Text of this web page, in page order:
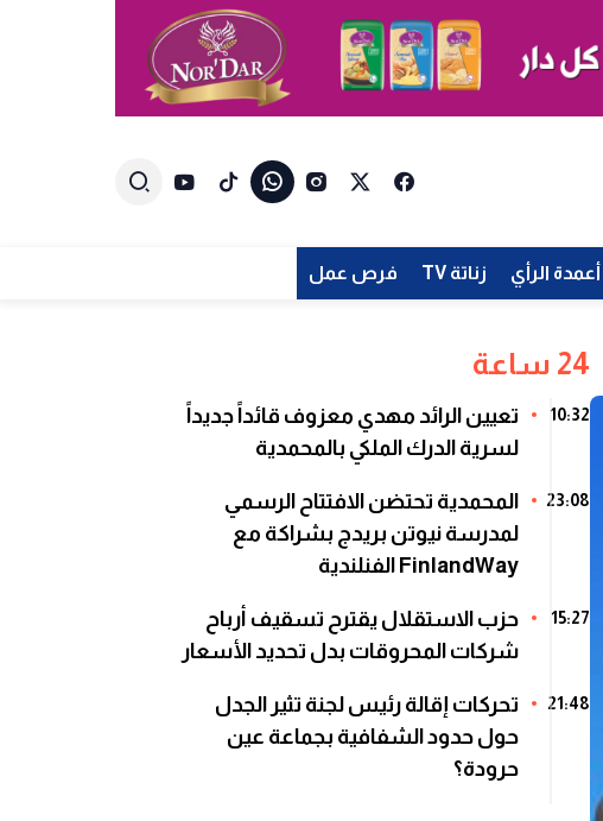
أعمدة الرأي زناتة TV فرص عمل
24 ساعة
10:32
تعيين الرائد مهدي معزوف قائداً جديداً
لسرية الدرك الملكي بالمحمدية
23:08
المحمدية تحتضن الافتتاح الرسمي
لمدرسة نيوتن بريدج بشراكة مع
FinlandWay الفنلندية
15:27
حزب الاستقلال يقترح تسقيف أرباح
شركات المحروقات بدل تحديد الأسعار
21:48
تحركات إقالة رئيس لجنة تثير الجدل
حول حدود الشفافية بجماعة عين
حرودة؟